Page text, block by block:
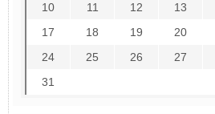
10
11 12 13
17
18 19 20
24
25 26 27
31